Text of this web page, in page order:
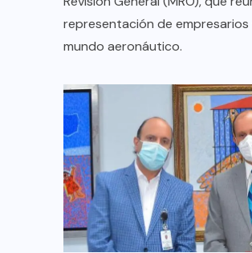
representación de
mundo aeronáutico.